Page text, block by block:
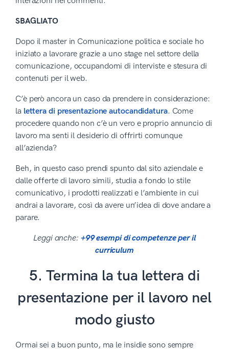
SBAGLIATO
Dopo il master in Comunicazione politica e sociale ho
iniziato a lavorare grazie a uno stage nel settore della
comunicazione, occupandomi di interviste e stesura di
contenuti per il web.
C’è però ancora un caso da prendere in considerazione:
la lettera di presentazione autocandidatura. Come
procedere quando non c’è un vero e proprio annuncio di
lavoro ma senti il desiderio di offrirti comunque
all’azienda?
Beh, in questo caso prendi spunto dal sito aziendale e
dalle offerte di lavoro simili, studia a fondo lo stile
comunicativo, i prodotti realizzati e l’ambiente in cui
andrai a lavorare, così da avere un’idea di dove andare a
parare.
Leggi anche: +99 esempi di competenze per il
curriculum
5. Termina la tua lettera di
presentazione per il lavoro nel
modo giusto
Ormai sei a buon punto, ma le insidie sono sempre